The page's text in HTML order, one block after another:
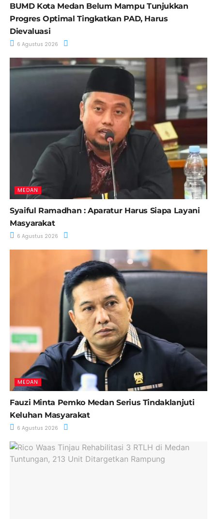
BUMD Kota Medan Belum Mampu Tunjukkan
Progres Optimal Tingkatkan PAD, Harus
Dievaluasi
6 Agustus 2026
MEDAN
Syaiful Ramadhan : Aparatur Harus Siapa Layani
Masyarakat
6 Agustus 2026
MEDAN
Fauzi Minta Pemko Medan Serius Tindaklanjuti
Keluhan Masyarakat
6 Agustus 2026